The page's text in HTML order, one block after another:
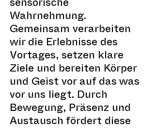
sensorische
Wahrnehmung.
Gemeinsam verarbeiten
wir die Erlebnisse des
Vortages, setzen klare
Ziele und bereiten Körper
und Geist vor auf das was
vor uns liegt. Durch
Bewegung, Präsenz und
Austausch fördert diese